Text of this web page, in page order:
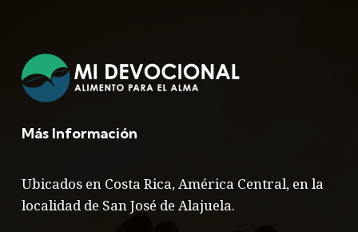
Más Información
Ubicados en Costa Rica, América Central, en la
localidad de San José de Alajuela.